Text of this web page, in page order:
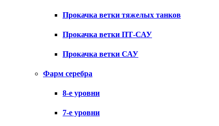
Прокачка ветки тяжелых танков
Прокачка ветки ПТ-САУ
Прокачка ветки САУ
Фарм серебра
8-е уровни
7-е уровни